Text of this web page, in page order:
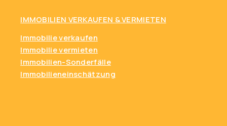
IMMOBILIEN VERKAUFEN & VERMIETEN
Immobilie verkaufen
Immobilie vermieten
Immobilien-Sonderfälle
Immobilieneinschätzung